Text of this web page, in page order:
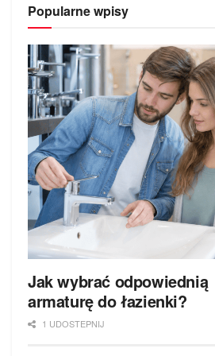
Popularne wpisy
Jak wybrać odpowiednią
armaturę do łazienki?
1 UDOSTEPNIJ